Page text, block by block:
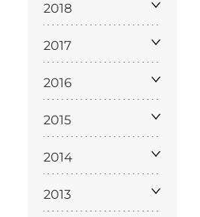
del2018
2017
2016
2015
2014
2013